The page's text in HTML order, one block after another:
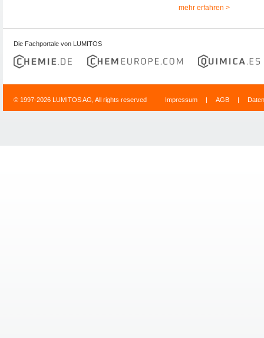
mehr erfahren >
Die Fachportale von LUMITOS
© 1997-2026 LUMITOS AG, All rights reserved Impressum | AGB |